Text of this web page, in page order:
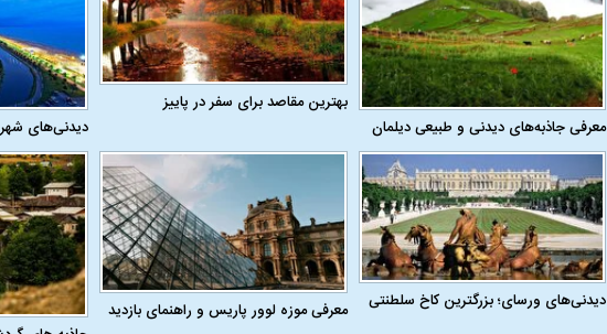
معرفی جاذبه‌های دیدنی و طبیعی دیلمان
بهترین مقاصد برای سفر در پاییز
دیدنی‌های
دیدنی‌های ورسای؛ بزرگترین کاخ سلطنتی
معرفی موزه لوور پاریس و راهنمای بازدید